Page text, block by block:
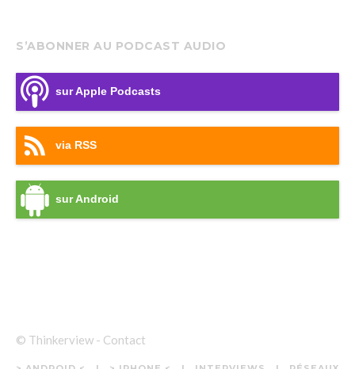
S’ABONNER AU PODCAST AUDIO
sur Apple Podcasts
via RSS
sur Android
© Thinkerview - Contact